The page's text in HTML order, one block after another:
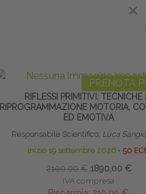
PRENOTA
RIFLESSI PRIMITIVI: TECNICHE
RIPROGRAMMAZIONE MOTORIA,
ED EMOTIVA
Responsabile Scientifico: Luca
inizio 19 settembre 2026 ∙ 50
2100,00 € 1890,00 €
IVA compresa
×